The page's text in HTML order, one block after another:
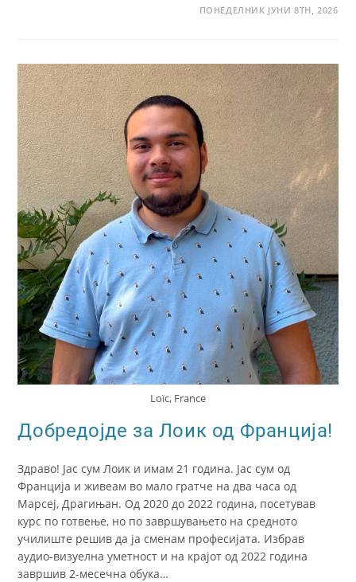
ПОНЕДЕЛНИК ЈУНИ 8TH, 2026
Loïc, France
Добредојде за Лоик од Франција!
Здраво! Јас сум Лоик и имам 21 година. Јас сум од
Франција и живеам во мало гратче на два часа од
Марсеј, Драгињан. Од 2020 до 2022 година, посетував
курс по готвење, но по завршувањето на средното
училиште решив да ја сменам професијата. Избрав
аудио-визуелна уметност и на крајот од 2022 година
завршив 2-месечна обука…